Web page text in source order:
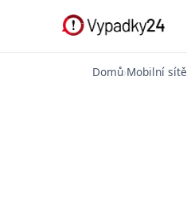
Domů›Mobilní sítě